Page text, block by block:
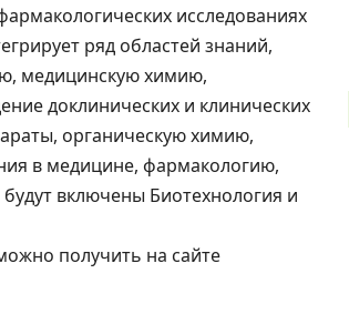
исследованиях
ряд областей знаний,
медицинскую химию,
доклинических и клинических
органическую химию,
в медицине, фармакологию,
включены Биотехнология и
получить на сайте